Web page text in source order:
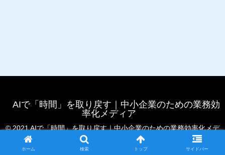
AIで「時間」を取り戻す｜中小企業のための業務効
率化メディア
© 2021 AIで「時間」を取り戻す｜中小企業のための業務効率化メデ
ホーム 検索 トップ サイドバー